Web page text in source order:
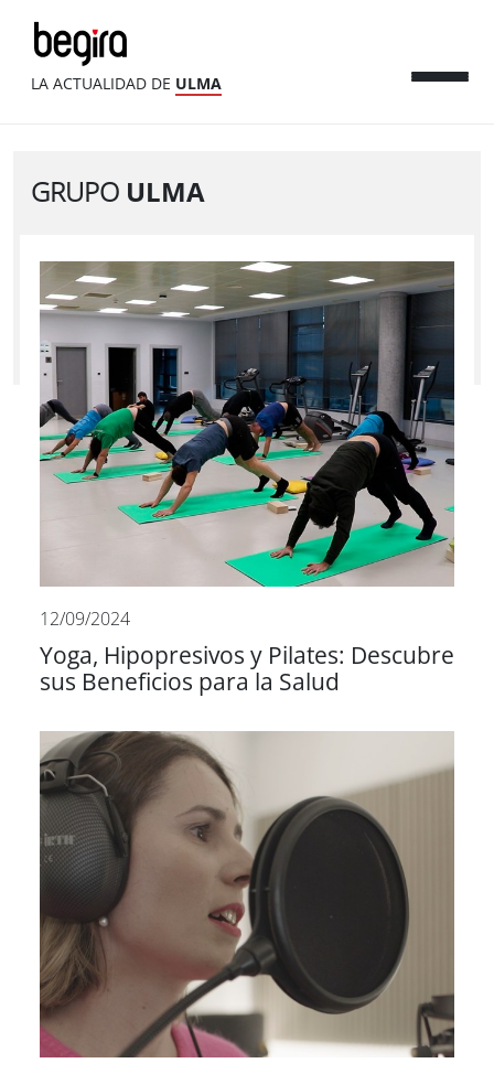
LA ACTUALIDAD DE ULMA
GRUPO ULMA
12/09/2024
Yoga, Hipopresivos y Pilates: Descubre
sus Beneficios para la Salud